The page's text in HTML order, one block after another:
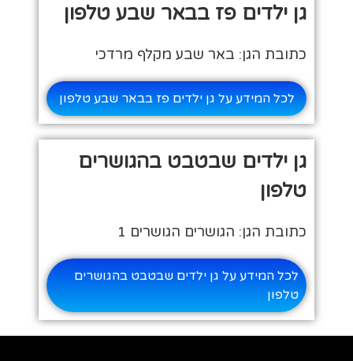
גן ילדים פז בבאר שבע טלפון
כתובת הגן: באר שבע מקלף מרדכי
לכל המידע על גן ילדים פז בבאר שבע טלפון
גן ילדים שבטבט בהגושרים
טלפון
כתובת הגן: הגושרים הגושרים 1
לכל המידע על גן ילדים שבטבט בהגושרים
טלפון